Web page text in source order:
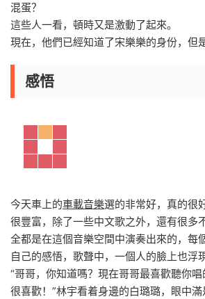
混蛋？
這些人一看，頓時又是激動了起來。
現在，他們已經知道了宋樂樂的身份，但
感悟
今天車上的車載音樂選的非常好，真的很
很豐富，除了一些中文歌之外，還有很多
全都是在這個音樂空間中演奏出來的，每
自己的感悟，歌聲中，一個人的臉上也浮
“哥哥，你知道嗎？現在哥哥最喜歡聽你
很喜歡！”林宇看着身邊的白璐璐，眼中滿